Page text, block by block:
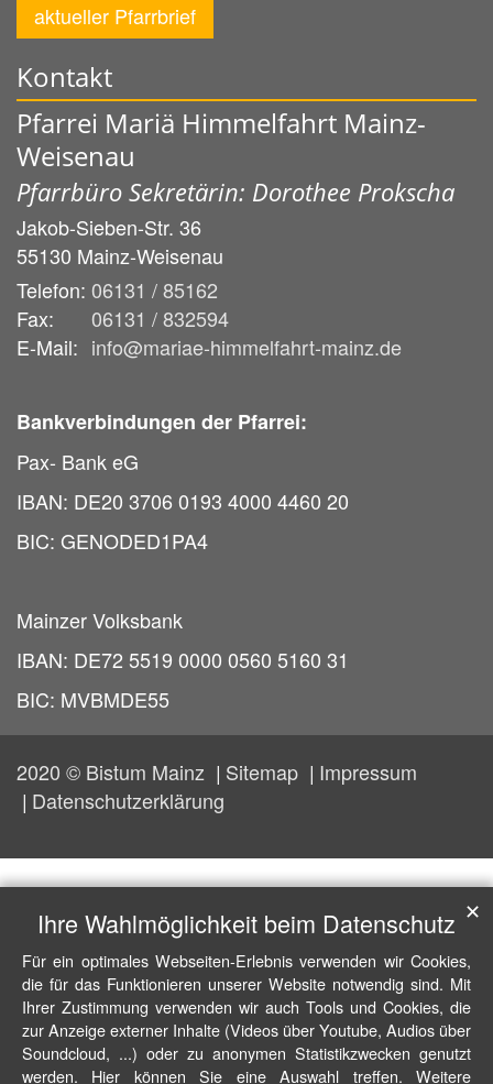
aktueller Pfarrbrief
Kontakt
Pfarrei Mariä Himmelfahrt Mainz-
Weisenau
Pfarrbüro Sekretärin: Dorothee Prokscha
Jakob-Sieben-Str. 36
55130 Mainz-Weisenau
Telefon: 06131 / 85162
Fax:
06131 / 832594
E-Mail: info@mariae-himmelfahrt-mainz.de
Bankverbindungen der Pfarrei:
Pax- Bank eG
IBAN: DE20 3706 0193 4000 4460 20
BIC: GENODED1PA4
Mainzer Volksbank
IBAN: DE72 5519 0000 0560 5160 31
BIC: MVBMDE55
2020 © Bistum Mainz Sitemap
Impressum
Datenschutzerklärung
Ihre Wahlmöglichkeit beim Datenschutz
Für ein optimales Webseiten-Erlebnis verwenden wir Cookies,
die für das Funktionieren unserer Website notwendig sind. Mit
Ihrer Zustimmung verwenden wir auch Tools und Cookies, die
zur Anzeige externer Inhalte (Videos über Youtube, Audios über
Soundcloud, ...) oder zu anonymen Statistikzwecken genutzt
werden. Hier können Sie eine Auswahl treffen. Weitere
✕